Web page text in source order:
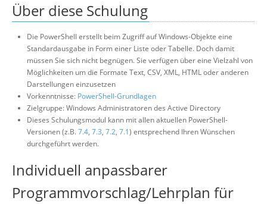
Über diese Schulung
Die PowerShell erstellt beim Zugriff auf Windows-Objekte eine
Standardausgabe in Form einer Liste oder Tabelle. Doch damit
müssen Sie sich nicht begnügen. Sie verfügen über eine Vielzahl von
Möglichkeiten um die Formate Text, CSV, XML, HTML oder anderen
Darstellungen einzusetzen
Vorkenntnisse: PowerShell-Grundlagen
Zielgruppe: Windows Administratoren des Active Directory
Dieses Schulungsmodul kann mit allen aktuellen PowerShell-
Versionen (z.B.7.4, 7.3, 7.2, 7.1) entsprechend Ihren Wünschen
durchgeführt werden.
Individuell anpassbarer
Programmvorschlag/Lehrplan für